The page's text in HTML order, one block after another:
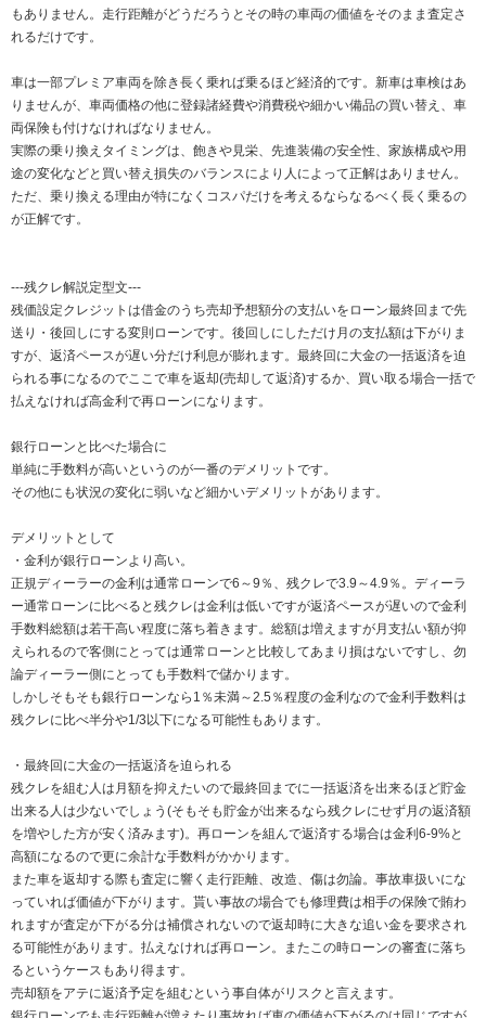
もありません。走行距離がどうだろうとその時の車両の価値をそのまま査定さ
れるだけです。
車は一部プレミア車両を除き長く乗れば乗るほど経済的です。新車は車検はあ
りませんが、車両価格の他に登録諸経費や消費税や細かい備品の買い替え、車
両保険も付けなければなりません。
実際の乗り換えタイミングは、飽きや見栄、先進装備の安全性、家族構成や用
途の変化などと買い替え損失のバランスにより人によって正解はありません。
ただ、乗り換える理由が特になくコスパだけを考えるならなるべく長く乗るの
が正解です。
---残クレ解説定型文---
残価設定クレジットは借金のうち売却予想額分の支払いをローン最終回まで先
送り・後回しにする変則ローンです。後回しにしただけ月の支払額は下がりま
すが、返済ペースが遅い分だけ利息が膨れます。最終回に大金の一括返済を迫
られる事になるのでここで車を返却(売却して返済)するか、買い取る場合一括で
払えなければ高金利で再ローンになります。
銀行ローンと比べた場合に
単純に手数料が高いというのが一番のデメリットです。
その他にも状況の変化に弱いなど細かいデメリットがあります。
デメリットとして
・金利が銀行ローンより高い。
正規ディーラーの金利は通常ローンで6～9％、残クレで3.9～4.9％。ディーラ
ー通常ローンに比べると残クレは金利は低いですが返済ペースが遅いので金利
手数料総額は若干高い程度に落ち着きます。総額は増えますが月支払い額が抑
えられるので客側にとっては通常ローンと比較してあまり損はないですし、勿
論ディーラー側にとっても手数料で儲かります。
しかしそもそも銀行ローンなら1％未満～2.5％程度の金利なので金利手数料は
残クレに比べ半分や1/3以下になる可能性もあります。
・最終回に大金の一括返済を迫られる
残クレを組む人は月額を抑えたいので最終回までに一括返済を出来るほど貯金
出来る人は少ないでしょう(そもそも貯金が出来るなら残クレにせず月の返済額
を増やした方が安く済みます)。再ローンを組んで返済する場合は金利6-9%と
高額になるので更に余計な手数料がかかります。
また車を返却する際も査定に響く走行距離、改造、傷は勿論。事故車扱いにな
っていれば価値が下がります。貰い事故の場合でも修理費は相手の保険で賄わ
れますが査定が下がる分は補償されないので返却時に大きな追い金を要求され
る可能性があります。払えなければ再ローン。またこの時ローンの審査に落ち
るというケースもあり得ます。
売却額をアテに返済予定を組むという事自体がリスクと言えます。